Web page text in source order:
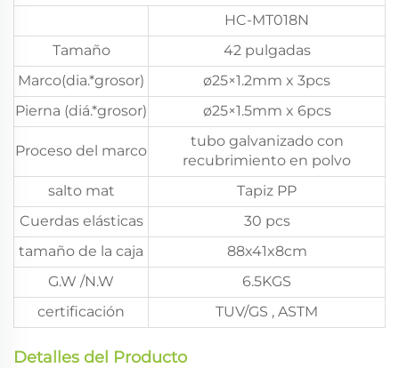
HC-MT018N
Tamaño
42 pulgadas
Marco(dia.*grosor)
ø25×1.2mm x 3pcs
Pierna (diá.*grosor)
ø25×1.5mm x 6pcs
Proceso del marco
tubo galvanizado con
recubrimiento en polvo
salto mat
Tapiz PP
Cuerdas elásticas
30 pcs
tamaño de la caja
88x41x8cm
G.W /N.W
6.5KGS
certificación
TUV/GS , ASTM
Detalles del Producto